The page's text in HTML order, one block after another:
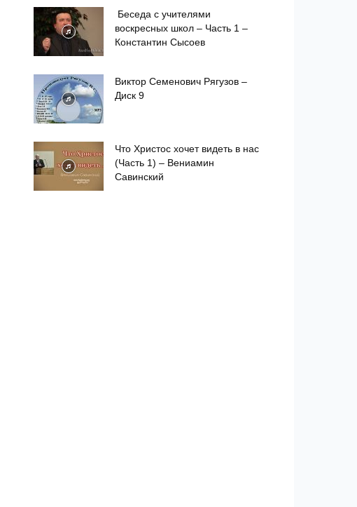
Беседа с учителями
воскресных школ – Часть 1 –
Константин Сысоев
Виктор Семенович Рягузов –
Диск 9
Что Христос хочет видеть в нас
(Часть 1) – Вениамин
Савинский